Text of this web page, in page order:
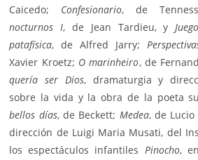
Caicedo; Confesionario, de
nocturnos I, de Jean Tardieu, y
patafísica, de Alfred Jarry;
Xavier Kroetz; O marinheiro, de
quería ser Dios, dramaturgia y
sobre la vida y la obra de la poeta
bellos días, de Beckett; Medea, de Lucio
dirección de Luigi Maria Musati, del
los espectáculos infantiles Pinocho,